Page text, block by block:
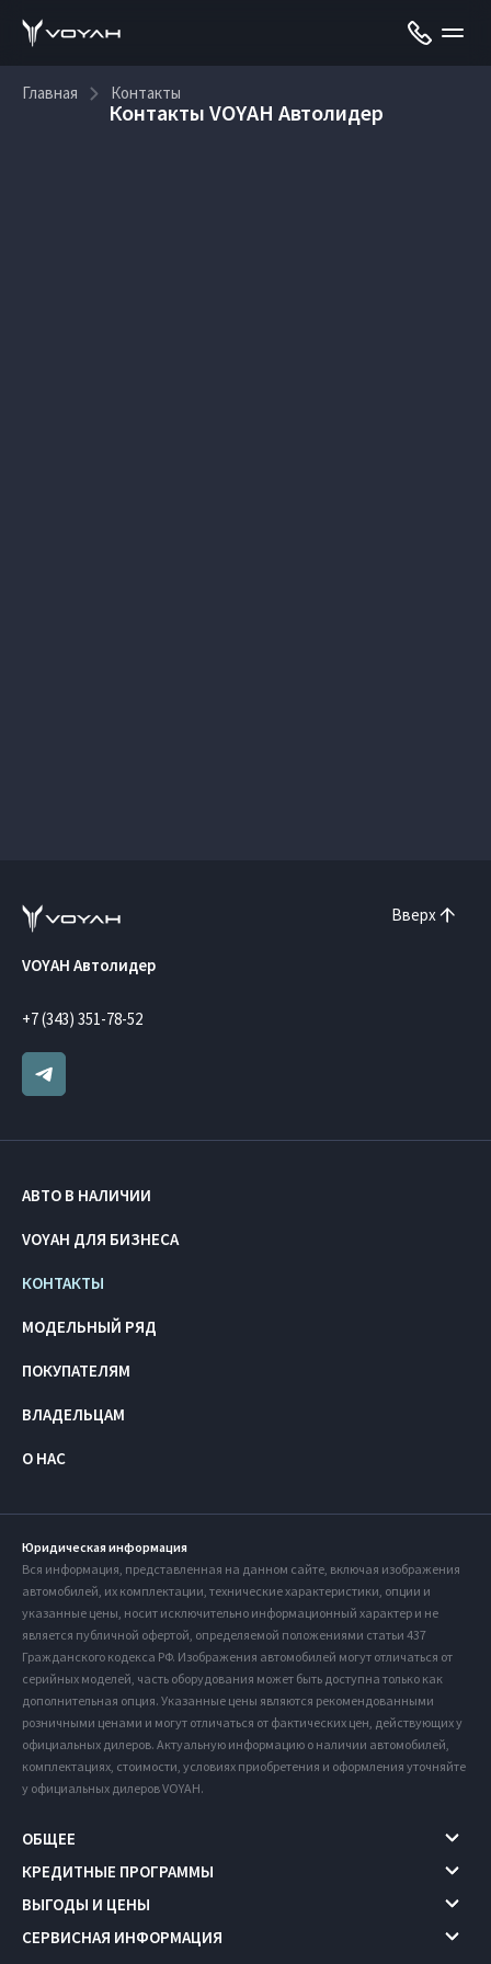
Главная Контакты
Контакты VOYAH Автолидер
Вверх
VOYAH Автолидер
+7 (343) 351-78-52
АВТО В НАЛИЧИИ
VOYAH ДЛЯ БИЗНЕСА
КОНТАКТЫ
МОДЕЛЬНЫЙ РЯД
ПОКУПАТЕЛЯМ
ВЛАДЕЛЬЦАМ
О НАС
Юридическая информация
Вся информация, представленная на данном сайте, включая изображения
автомобилей, их комплектации, технические характеристики, опции и
указанные цены, носит исключительно информационный характер и не
является публичной офертой, определяемой положениями статьи 437
Гражданского кодекса РФ. Изображения автомобилей могут отличаться от
серийных моделей, часть оборудования может быть доступна только как
дополнительная опция. Указанные цены являются рекомендованными
розничными ценами и могут отличаться от фактических цен, действующих у
официальных дилеров. Актуальную информацию о наличии автомобилей,
комплектациях, стоимости, условиях приобретения и оформления уточняйте
у официальных дилеров VOYAH.
ОБЩЕЕ
КРЕДИТНЫЕ ПРОГРАММЫ
ВЫГОДЫ И ЦЕНЫ
СЕРВИСНАЯ ИНФОРМАЦИЯ